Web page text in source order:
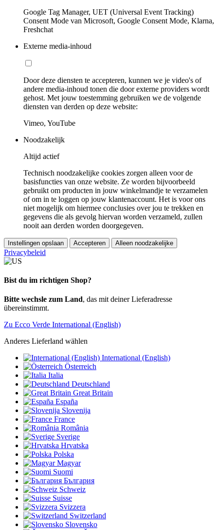
Google Tag Manager, UET (Universal Event Tracking)
Consent Mode van Microsoft, Google Consent Mode, Klarna,
Freshchat
Externe media-inhoud
Door deze diensten te accepteren, kunnen we je video's of
andere media-inhoud tonen die door externe providers wordt
gehost. Met jouw toestemming gebruiken we de volgende
diensten van derden op deze website:
Vimeo, YouTube
Noodzakelijk
Altijd actief
Technisch noodzakelijke cookies zorgen alleen voor de
basisfuncties van onze website. Ze worden bijvoorbeeld
gebruikt om producten in jouw winkelmandje te verzamelen
of om in te loggen op jouw klantenaccount. Het is voor ons
niet mogelijk om hiermee conclusies over jou te trekken en
gegevens die als gevolg hiervan worden verzameld, zullen
nooit aan derden worden doorgegeven.
Instellingen opslaan Accepteren Alleen noodzakelijke
Privacybeleid
Bist du im richtigen Shop?
Bitte wechsle zum Land, das mit deiner Lieferadresse
übereinstimmt.
Zu Ecco Verde International (English)
Anderes Lieferland wählen
International (English)
Österreich
Italia
Deutschland
Great Britain
España
Slovenija
France
România
Sverige
Hrvatska
Polska
Magyar
Suomi
България
Schweiz
Suisse
Svizzera
Switzerland
Slovensko